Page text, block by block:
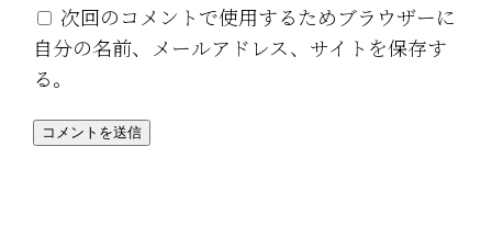
次回のコメントで使用するためブラウザーに
自分の名前、メールアドレス、サイトを保存す
る。